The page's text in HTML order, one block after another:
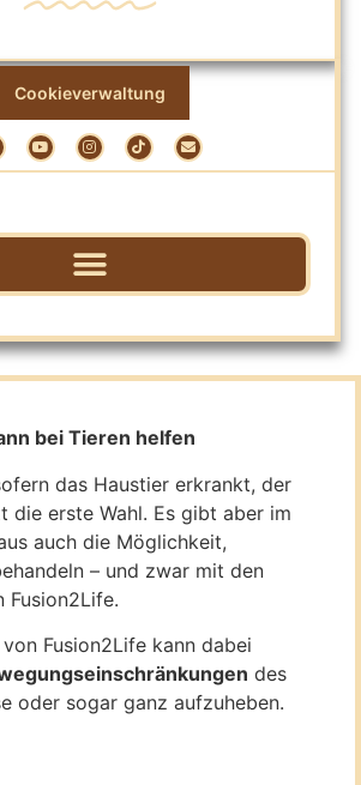
Cookieverwaltung
bei Tieren helfen
das Haustier erkrankt, der
die erste Wahl. Es gibt aber im
auch die Möglichkeit,
– und zwar mit den
Fusion2Life.
Fusion2Life kann dabei
des
oder sogar ganz aufzuheben.